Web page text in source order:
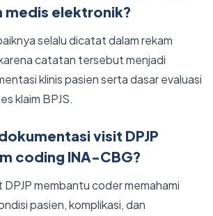
medis elektronik?
selalu dicatat dalam rekam
catatan tersebut menjadi
klinis pasien serta dasar evaluasi
klaim BPJS.
visit DPJP
coding INA-CBG?
membantu coder memahami
pasien, komplikasi, dan